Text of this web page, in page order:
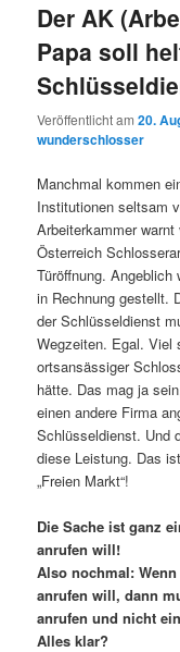
Der AK
Papa soll
Veröffentlicht am20.
wunderschlosser
Manchmal kommen
Institutionen seltsam
Arbeiterkammer
Österreich
Türöffnung.
in Rechnung gestellt.
der Schlüsseldienst
Wegzeiten. Egal. Viel
ortsansässiger
hätte. Das mag ja
einen andere Firma
Schlüsseldienst. Und
diese Leistung. Das
„Freien Markt“!
Die Sache ist ganz
anrufen will!
Also nochmal:
anrufen will, dann
anrufen und nicht
Alles klar?